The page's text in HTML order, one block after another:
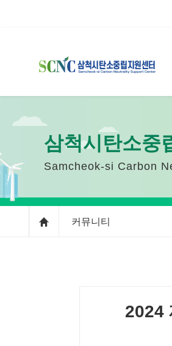
삼척시탄소중
Samcheok-si Carbon
커뮤니티
2024